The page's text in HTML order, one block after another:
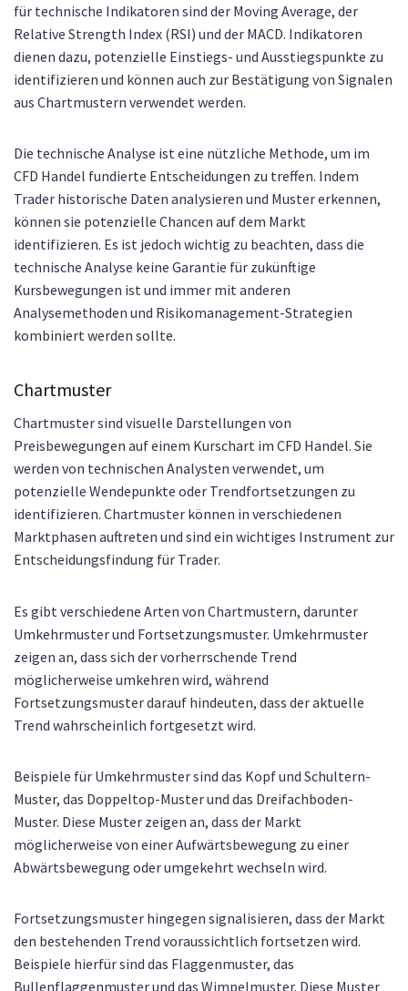
für technische Indikatoren sind der Moving Average, der
Relative Strength Index (RSI) und der MACD. Indikatoren
dienen dazu, potenzielle Einstiegs- und Ausstiegspunkte zu
identifizieren und können auch zur Bestätigung von Signalen
aus Chartmustern verwendet werden.
Die technische Analyse ist eine nützliche Methode, um im
CFD Handel fundierte Entscheidungen zu treffen. Indem
Trader historische Daten analysieren und Muster erkennen,
können sie potenzielle Chancen auf dem Markt
identifizieren. Es ist jedoch wichtig zu beachten, dass die
technische Analyse keine Garantie für zukünftige
Kursbewegungen ist und immer mit anderen
Analysemethoden und Risikomanagement-Strategien
kombiniert werden sollte.
Chartmuster
Chartmuster sind visuelle Darstellungen von
Preisbewegungen auf einem Kurschart im CFD Handel. Sie
werden von technischen Analysten verwendet, um
potenzielle Wendepunkte oder Trendfortsetzungen zu
identifizieren. Chartmuster können in verschiedenen
Marktphasen auftreten und sind ein wichtiges Instrument zur
Entscheidungsfindung für Trader.
Es gibt verschiedene Arten von Chartmustern, darunter
Umkehrmuster und Fortsetzungsmuster. Umkehrmuster
zeigen an, dass sich der vorherrschende Trend
möglicherweise umkehren wird, während
Fortsetzungsmuster darauf hindeuten, dass der aktuelle
Trend wahrscheinlich fortgesetzt wird.
Beispiele für Umkehrmuster sind das Kopf und Schultern-
Muster, das Doppeltop-Muster und das Dreifachboden-
Muster. Diese Muster zeigen an, dass der Markt
möglicherweise von einer Aufwärtsbewegung zu einer
Abwärtsbewegung oder umgekehrt wechseln wird.
Fortsetzungsmuster hingegen signalisieren, dass der Markt
den bestehenden Trend voraussichtlich fortsetzen wird.
Beispiele hierfür sind das Flaggenmuster, das
Bullenflaggenmuster und das Wimpelmuster. Diese Muster